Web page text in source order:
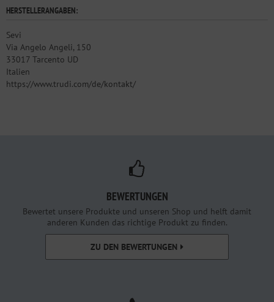
HERSTELLERANGABEN:
Sevi
Via Angelo Angeli, 150
33017 Tarcento UD
Italien
https://www.trudi.com/de/kontakt/
BEWERTUNGEN
Bewertet unsere Produkte und unseren Shop und helft damit
anderen Kunden das richtige Produkt zu finden.
ZU DEN BEWERTUNGEN